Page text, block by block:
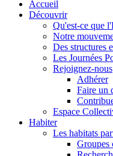
Accueil
Découvrir
Qu'est-ce que
Notre
Des structures
Les Journées
Rejoignez-nous
Adhérer
Faire un
Espace
Habiter
Les habitats
Groupes